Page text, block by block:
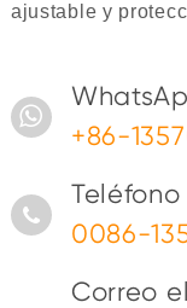
ajustable y
+86-
0086-
Correo